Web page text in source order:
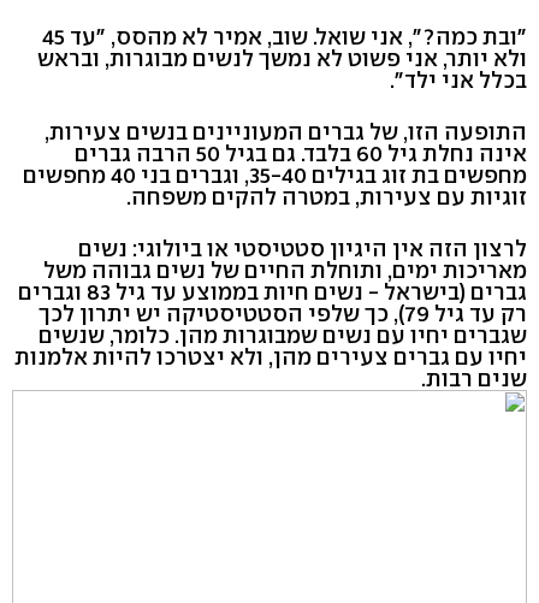
"ובת כמה?", אני שואל. שוב, אמיר לא מהסס, "עד 45
ולא יותר, אני פשוט לא נמשך לנשים מבוגרות, ובראש
בכלל אני ילד".
התופעה הזו, של גברים המעוניינים בנשים צעירות,
אינה נחלת גיל 60 בלבד. גם בגיל 50 הרבה גברים
מחפשים בת זוג בגילים 35-40, וגברים בני 40 מחפשים
זוגיות עם צעירות, במטרה להקים משפחה.
לרצון הזה אין היגיון סטטיסטי או ביולוגי: נשים
מאריכות ימים, ותוחלת החיים של נשים גבוהה משל
גברים (בישראל - נשים חיות בממוצע עד גיל 83 וגברים
רק עד גיל 79), כך שלפי הסטטיסטיקה יש יתרון לכך
שגברים יחיו עם נשים שמבוגרות מהן. כלומר, שנשים
יחיו עם גברים צעירים מהן, ולא יצטרכו להיות אלמנות
שנים רבות.